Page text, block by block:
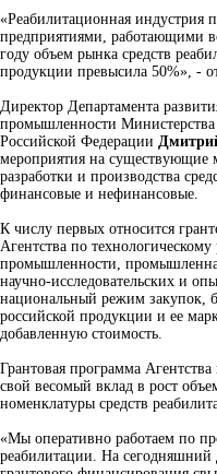
«Реабилитационная индустрия
предприятиями, работающими
году объем рынка средств
продукции превысила 50%», -
Директор Департамента
промышленности
Российской Федерации
мероприятия на существующие
разработки и производства
финансовые и нефинансовые.
К числу первых относится
Агентства по
промышленности,
научно-исследовательских и
национальный режим закупок,
российской продукции и ее
добавленную стоимость.
Грантовая программа
свой весомый вклад в рост
номенклатуры средств
«Мы оперативно работаем по
реабилитации. На сегодняшний